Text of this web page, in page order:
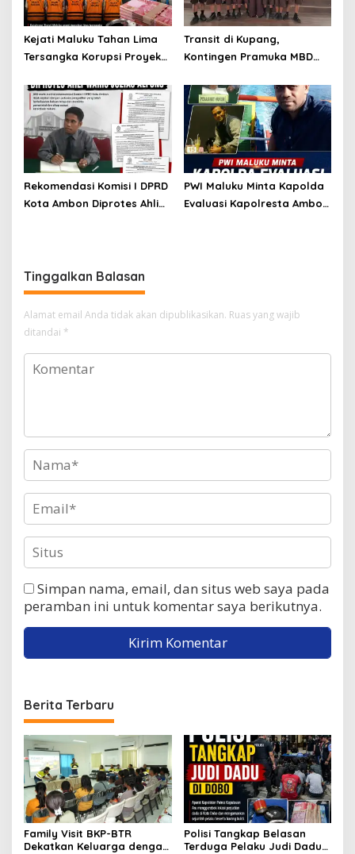
Kejati Maluku Tahan Lima
Tersangka Korupsi Proyek
Miliar
Transit di Kupang,
Kontingen Pramuka MBD
Disambut Hangat Wakil
Wali Kota
Rekomendasi Komisi I DPRD
Kota Ambon Diprotes Ahli
PWI Maluku Minta Kapolda
Evaluasi Kapolresta Ambon
Tinggalkan Balasan
Alamat email Anda tidak akan dipublikasikan. Ruas yang wajib
ditandai *
Simpan nama, email, dan situs web saya pada
peramban ini untuk komentar saya berikutnya.
Berita Terbaru
Family Visit BKP-BTR
Dekatkan Keluarga dengan
Polisi Tangkap Belasan
Terduga Pelaku Judi Dadu